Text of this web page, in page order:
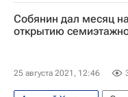
Распространение
Здоровье - Общество
Коронавирус в России
Собянин дал месяц
открытию
25 августа 2021, 12:46